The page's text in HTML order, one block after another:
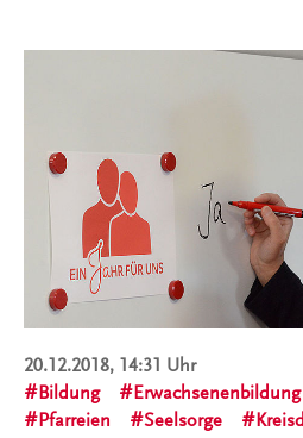
20.12.2018, 14:31 Uhr
Bildung
Erwachsenenbildung
Pfarreien
Seelsorge